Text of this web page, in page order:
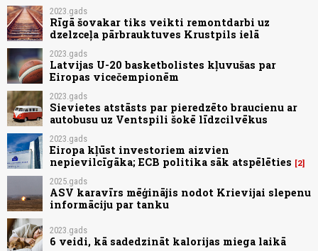
2023.gads
Rīgā šovakar tiks veikti remontdarbi uz
dzelzceļa pārbrauktuves Krustpils ielā
2023.gads
Latvijas U-20 basketbolistes kļuvušas par
Eiropas vicečempionēm
2023.gads
Sievietes atstāsts par pieredzēto braucienu ar
autobusu uz Ventspili šokē līdzcilvēkus
2023.gads
Eiropa kļūst investoriem aizvien
nepievilcīgāka; ECB politika sāk atspēlēties
2
2025.gads
ASV karavīrs mēģinājis nodot Krievijai slepenu
informāciju par tanku
2023.gads
6 veidi, kā sadedzināt kalorijas miega laikā